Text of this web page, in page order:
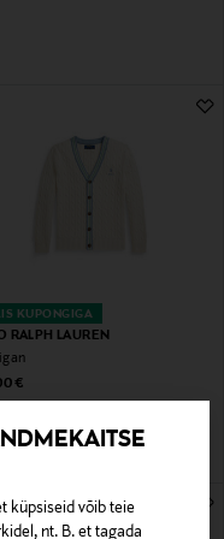
küpsiseid võib teie
nt. B. et tagada
KUPONGIGA
RALPH LAUREN
Price
€